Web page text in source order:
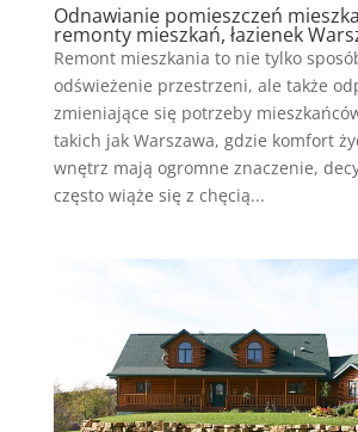
Odnawianie pomieszczeń
remonty mieszkań, łazienek
Remont mieszkania to nie tylko
odświeżenie przestrzeni, ale także
zmieniające się potrzeby
takich jak Warszawa, gdzie komfort
wnętrz mają ogromne znaczenie,
często wiąże się z chęcią...